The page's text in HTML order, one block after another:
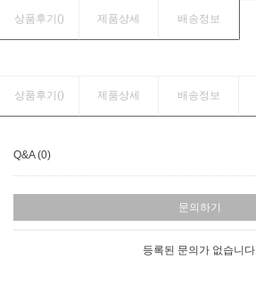
상품후기() 제품상세 배송정보
상품후기() 제품상세 배송정보
Q&A (0)
문의하기
등록된 문의가 없습니다.